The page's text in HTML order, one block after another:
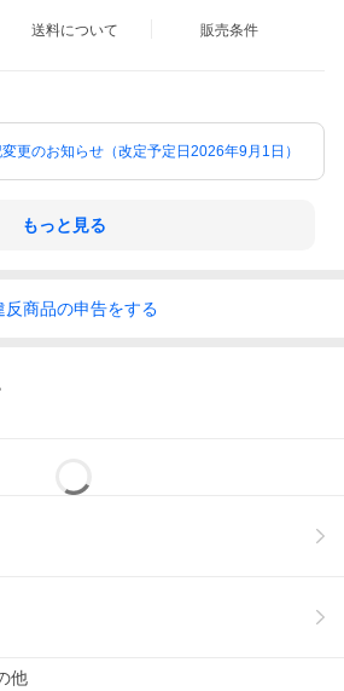
送料について 販売条件
更のお知らせ（改定予定日2026年9月1日）
もっと見る
反商品の申告をする
他